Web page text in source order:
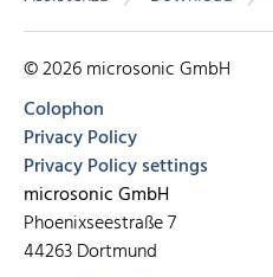
© 2026 microsonic GmbH
Colophon
Privacy Policy
Privacy Policy settings
microsonic GmbH
Phoenixseestraße 7
44263 Dortmund